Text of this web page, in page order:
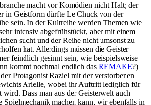
macht vor Komödien nicht Halt; der
in Geistform dürfte Le Chuck von der
sein. In der Kultreihe werden Themen wie
intensiv abgefrühstückt, aber mit einem
sucht und der Reihe nicht umsonst zu
hat. Allerdings müssen die Geister
feindlich gesinnt sein, wie beispielsweise
kommt nochmal endlich das REMAKE?)
Protagonist Raziel mit der verstorbenen
Arielle, wobei ihr Auftritt lediglich für
Dass man aus der Geisterwelt auch
Spielmechanik machen kann, wir ebenfalls in